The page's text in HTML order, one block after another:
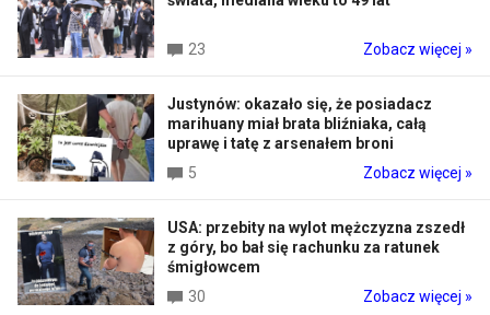
23 Zobacz więcej »
Justynów: okazało się, że posiadacz
marihuany miał brata bliźniaka, całą
uprawę i tatę z arsenałem broni
5
Zobacz więcej »
USA: przebity na wylot mężczyzna zszedł
z góry, bo bał się rachunku za ratunek
śmigłowcem
30
Zobacz więcej »